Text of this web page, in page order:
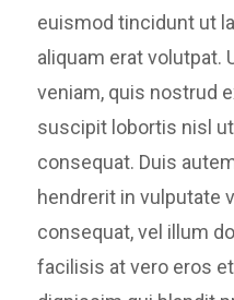
euismod tincidunt ut
aliquam erat volutpat.
veniam, quis nostrud
suscipit lobortis nisl
consequat. Duis
hendrerit in vulputate
consequat, vel illum
facilisis at vero eros